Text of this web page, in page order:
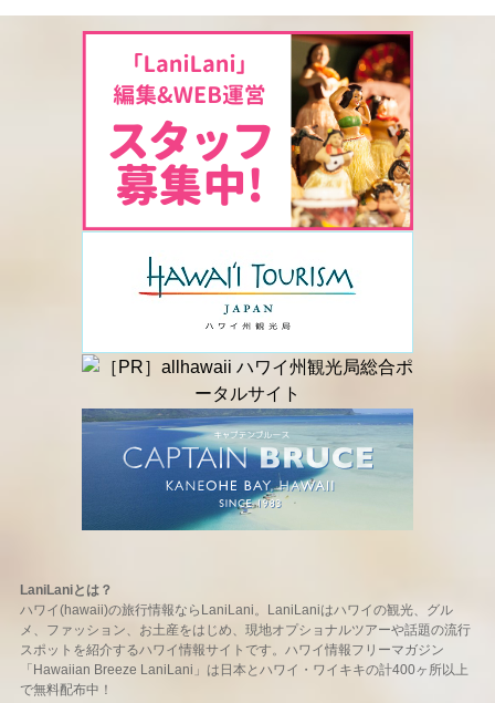
LaniLaniとは？
ハワイ(hawaii)の旅行情報ならLaniLani。LaniLaniはハワイの観光、グル
メ、ファッション、お土産をはじめ、現地オプショナルツアーや話題の流行
スポットを紹介するハワイ情報サイトです。ハワイ情報フリーマガジン
「Hawaiian Breeze LaniLani」は日本とハワイ・ワイキキの計400ヶ所以上
で無料配布中！